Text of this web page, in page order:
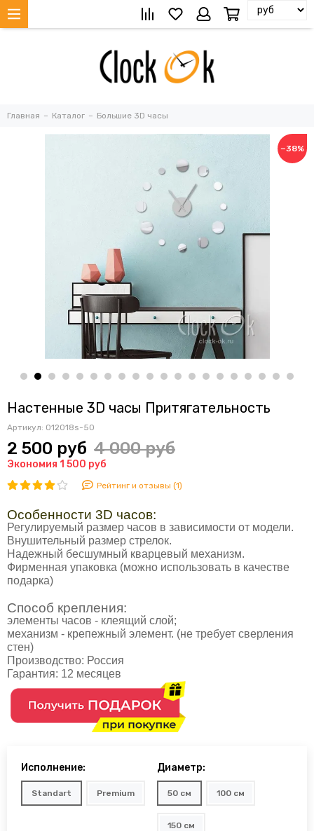
Главная Каталог Большие 3D часы
−38%
Настенные 3D часы Притягательность
Артикул: 012018s-50
2 500 руб 4 000 руб
Экономия 1 500 руб
Рейтинг и отзывы (1)
Особенности 3D часов:
Регулируемый размер часов в зависимости от модели.
Внушительный размер стрелок.
Надежный бесшумный кварцевый механизм.
Фирменная упаковка (можно использовать в качестве
подарка)
Способ крепления:
элементы часов - клеящий слой;
механизм - крепежный элемент. (не требует сверления
стен)
Производство: Россия
Гарантия: 12 месяцев
Исполнение:
Standart Premium
Диаметр:
50 см 100 см
150 см